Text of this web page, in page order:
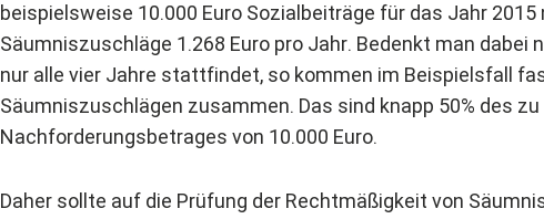
beispielsweise 10.000 Euro Sozialbeiträge für das Jahr
Säumniszuschläge 1.268 Euro pro Jahr. Bedenkt man dabei
nur alle vier Jahre stattfindet, so kommen im Beispielsfall
Säumniszuschlägen zusammen. Das sind knapp 50% des
Nachforderungsbetrages von 10.000 Euro.
Daher sollte auf die Prüfung der Rechtmäßigkeit von